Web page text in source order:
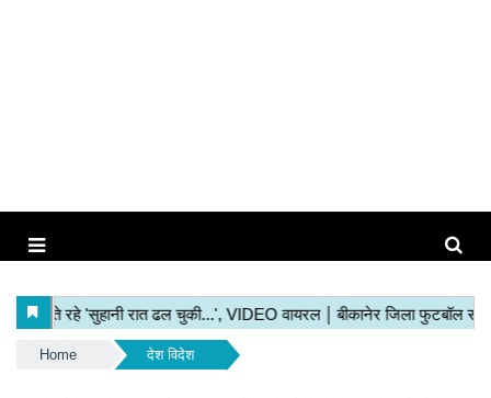
Home देश विदेश